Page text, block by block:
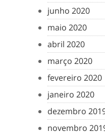
junho 2020
maio 2020
abril 2020
março 2020
fevereiro 2020
janeiro 2020
dezembro
novembro